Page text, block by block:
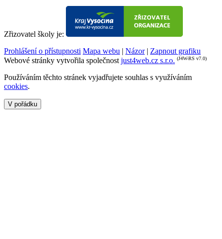
Zřizovatel školy je:
Prohlášení o přístupnosti Mapa webu | Názor| Zapnout grafiku
Webové stránky vytvořila společnost just4web.cz s.r.o. (J4W-RS v7.0)
Používáním těchto stránek vyjadřujete souhlas s využíváním
cookies.
V pořádku